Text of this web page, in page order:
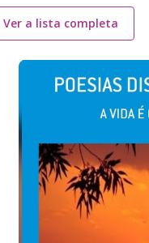
Ver a lista completa